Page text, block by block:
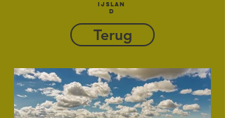
IJSLAN
D
Terug